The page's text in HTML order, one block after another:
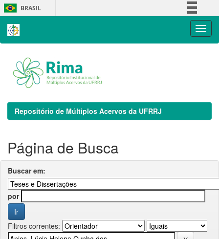
Skip
navigation
BRASIL
Repositório de Múltiplos Acervos da UFRRJ
Página de Busca
Buscar em:
por
Filtros correntes: